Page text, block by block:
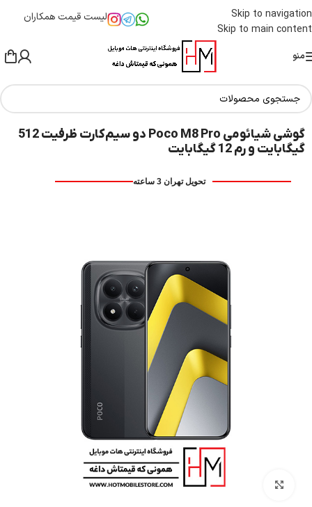
Skip to navigation
Skip to main content
لیست قیمت همکاران
منو
گوشی شیائومی Poco M8 Pro دو سیم‌کارت ظرفیت 512
گیگابایت و رم 12 گیگابایت
تحویل تهران 3 ساعته
بزرگنمایی تصویر